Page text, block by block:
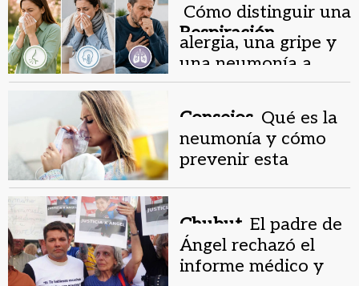
Respiración
saludable.
Cómo distinguir una
alergia, una gripe y
una neumonía a
tiempo
Consejos. Qué es la
neumonía y cómo
prevenir esta
Chubut. El padre de
Ángel rechazó el
informe médico y